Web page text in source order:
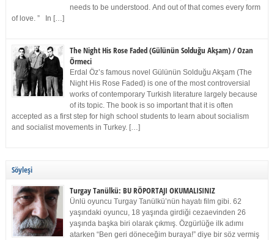
needs to be understood. And out of that comes every form
of love. ” In […]
The Night His Rose Faded (Gülünün Solduğu Akşam) / Ozan
Örmeci
Erdal Öz’s famous novel Gülünün Solduğu Akşam (The
Night His Rose Faded) is one of the most controversial
works of contemporary Turkish literature largely because
of its topic. The book is so important that it is often
accepted as a first step for high school students to learn about socialism
and socialist movements in Turkey. […]
Söyleşi
Turgay Tanülkü: BU RÖPORTAJI OKUMALISINIZ
Ünlü oyuncu Turgay Tanülkü’nün hayatı film gibi. 62
yaşındaki oyuncu, 18 yaşında girdiği cezaevinden 26
yaşında başka biri olarak çıkmış. Özgürlüğe ilk adımı
atarken “Ben geri döneceğim buraya!” diye bir söz vermiş